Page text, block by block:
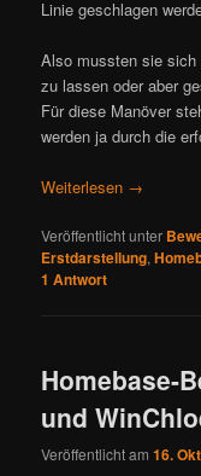
Linie geschlagen
Also mussten sie
zu lassen oder aber
Für diese Manöver
werden ja durch die
Weiterlesen →
Veröffentlicht unter
Erstdarstellung,
1 Antwort
Homebase-
und
Veröffentlicht am16.